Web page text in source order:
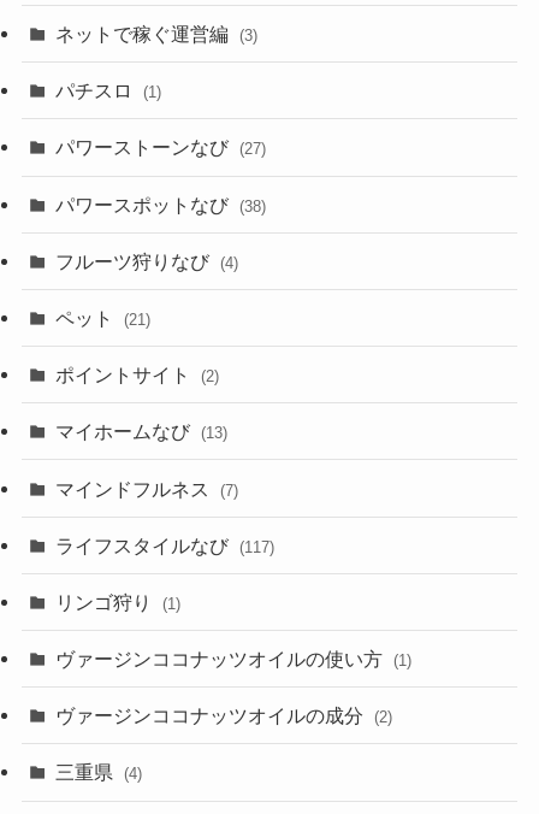
ネットで稼ぐ運営編 (3)
パチスロ (1)
パワーストーンなび (27)
パワースポットなび (38)
フルーツ狩りなび (4)
ペット (21)
ポイントサイト (2)
マイホームなび (13)
マインドフルネス (7)
ライフスタイルなび (117)
リンゴ狩り (1)
ヴァージンココナッツオイルの使い方 (1)
ヴァージンココナッツオイルの成分 (2)
三重県 (4)